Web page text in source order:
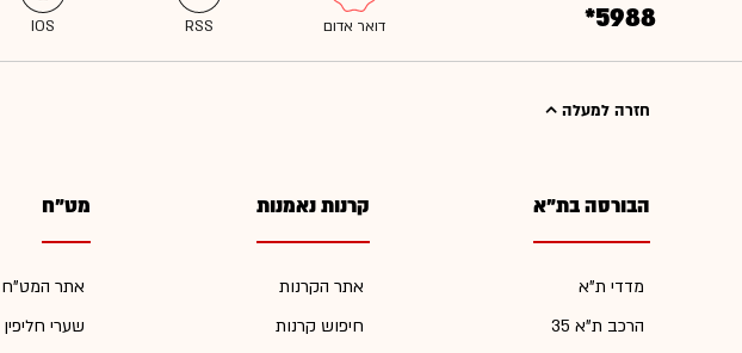
*5988
חזרה למעלה
הבורסה בת"א
מדדי ת"א
הרכב ת"א 35
קרנות נאמנות
אתר הקרנות
חיפוש קרנות
מט"ח
אתר המט"ח
שערי חליפין